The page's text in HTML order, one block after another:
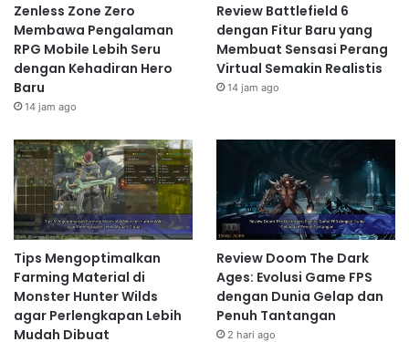
Zenless Zone Zero
Membawa Pengalaman
RPG Mobile Lebih Seru
dengan Kehadiran Hero
Baru
14 jam ago
Review Battlefield 6
dengan Fitur Baru yang
Membuat Sensasi Perang
Virtual Semakin Realistis
14 jam ago
Tips Mengoptimalkan
Farming Material di
Monster Hunter Wilds
agar Perlengkapan Lebih
Mudah Dibuat
Review Doom The Dark
Ages: Evolusi Game FPS
dengan Dunia Gelap dan
Penuh Tantangan
2 hari ago